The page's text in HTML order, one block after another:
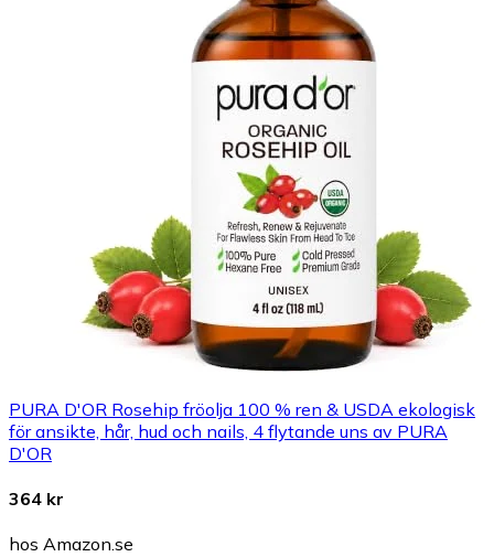
PURA D'OR Rosehip fröolja 100 % ren & USDA ekologisk
för ansikte, hår, hud och nails, 4 flytande uns av PURA
D'OR
364 kr
hos Amazon.se